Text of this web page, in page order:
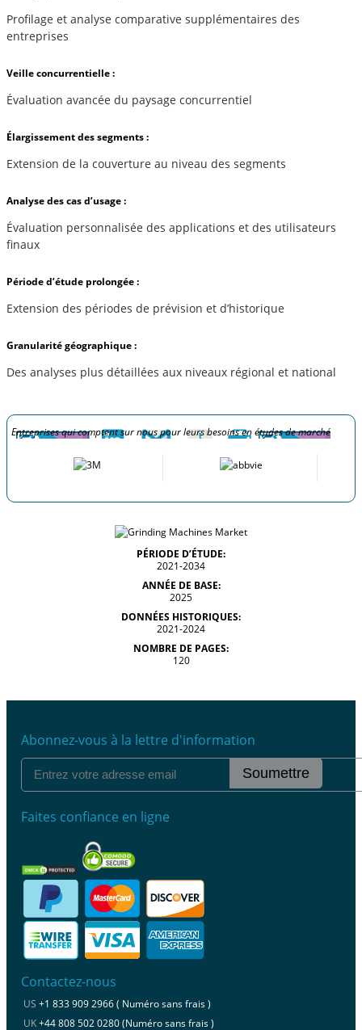
Profilage et analyse comparative supplémentaires des
entreprises
Veille concurrentielle :
Évaluation avancée du paysage concurrentiel
Élargissement des segments :
Extension de la couverture au niveau des segments
Analyse des cas d’usage :
Évaluation personnalisée des applications et des utilisateurs
finaux
Période d’étude prolongée :
Extension des périodes de prévision et d’historique
Granularité géographique :
Des analyses plus détaillées aux niveaux régional et national
Entreprises qui comptent sur nous pour leurs besoins en études de marché
PÉRIODE D’ÉTUDE:
2021-2034
ANNÉE DE BASE:
2025
DONNÉES HISTORIQUES:
2021-2024
NOMBRE DE PAGES:
120
Abonnez-vous à la lettre d'information
Soumettre
Faites confiance en ligne
Contactez-nous
US +1 833 909 2966 ( Numéro sans frais )
UK+44 808 502 0280 (Numéro sans frais )